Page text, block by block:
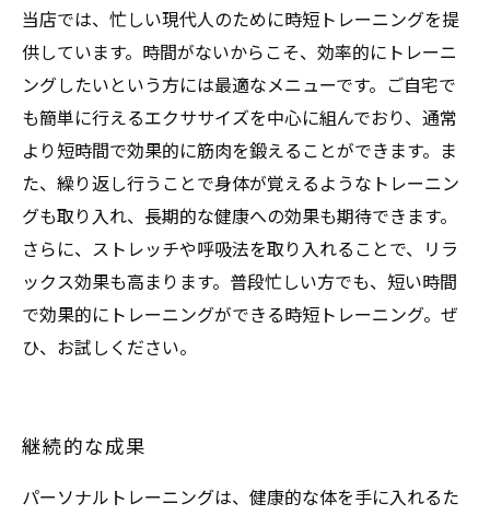
当店では、忙しい現代人のために時短トレーニングを提
供しています。時間がないからこそ、効率的にトレーニ
ングしたいという方には最適なメニューです。ご自宅で
も簡単に行えるエクササイズを中心に組んでおり、通常
より短時間で効果的に筋肉を鍛えることができます。ま
た、繰り返し行うことで身体が覚えるようなトレーニン
グも取り入れ、長期的な健康への効果も期待できます。
さらに、ストレッチや呼吸法を取り入れることで、リラ
ックス効果も高まります。普段忙しい方でも、短い時間
で効果的にトレーニングができる時短トレーニング。ぜ
ひ、お試しください。
継続的な成果
パーソナルトレーニングは、健康的な体を手に入れるた